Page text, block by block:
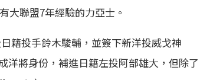
大聯盟7年經驗的力亞士。
籍投手鈴木駿輔，並簽下新洋投威戈神
洋將身份，補進日籍左投阿部雄大，但除了